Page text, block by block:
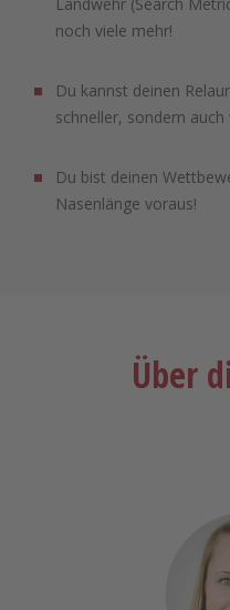
noch viele mehr!
Du kannst deinen
schneller, sondern
Du bist deinen
Nasenlänge voraus!
Über